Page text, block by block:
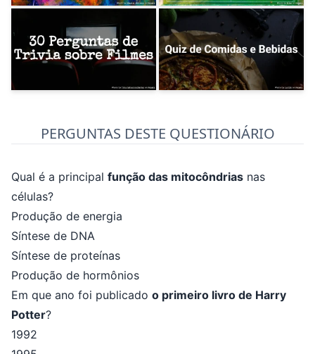
PERGUNTAS DESTE QUESTIONÁRIO
Qual é a principal função das mitocôndrias nas
células?
Produção de energia
Síntese de DNA
Síntese de proteínas
Produção de hormônios
Em que ano foi publicado o primeiro livro de Harry
Potter?
1992